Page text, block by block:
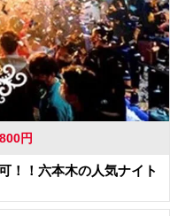
円
！！六本木の人気ナイト